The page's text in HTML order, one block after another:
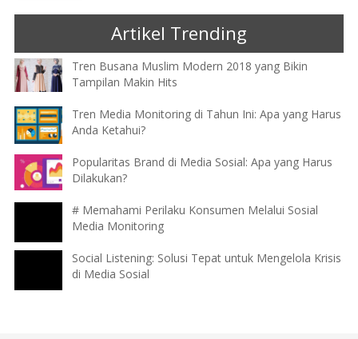
Artikel Trending
Tren Busana Muslim Modern 2018 yang Bikin
Tampilan Makin Hits
Tren Media Monitoring di Tahun Ini: Apa yang Harus
Anda Ketahui?
Popularitas Brand di Media Sosial: Apa yang Harus
Dilakukan?
# Memahami Perilaku Konsumen Melalui Sosial
Media Monitoring
Social Listening: Solusi Tepat untuk Mengelola Krisis
di Media Sosial